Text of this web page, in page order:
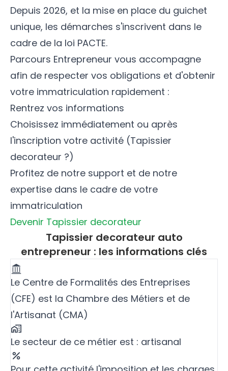
Depuis 2026, et la mise en place du guichet
unique, les démarches s'inscrivent dans le
cadre de la loi PACTE.
Parcours Entrepreneur vous accompagne
afin de respecter vos obligations et d'obtenir
votre immatriculation rapidement :
Rentrez vos informations
Choisissez immédiatement ou après
l'inscription votre activité (Tapissier
decorateur ?)
Profitez de notre support et de notre
expertise dans le cadre de votre
immatriculation
Devenir Tapissier decorateur
Tapissier decorateur auto
entrepreneur : les informations clés
Le Centre de Formalités des Entreprises
(CFE) est la Chambre des Métiers et de
l'Artisanat (CMA)
Le secteur de ce métier est : artisanal